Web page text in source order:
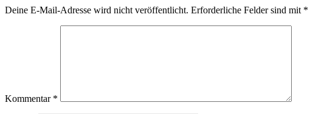
Deine E-Mail-Adresse wird nicht veröffentlicht. Erforderliche Felder sind mit *
Kommentar *